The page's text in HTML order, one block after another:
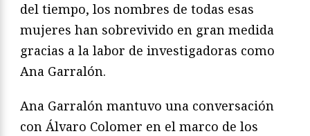
del tiempo, los nombres de todas esas
mujeres han sobrevivido en gran medida
gracias a la labor de investigadoras como
Ana Garralón.
Ana Garralón mantuvo una conversación
con Álvaro Colomer en el marco de los